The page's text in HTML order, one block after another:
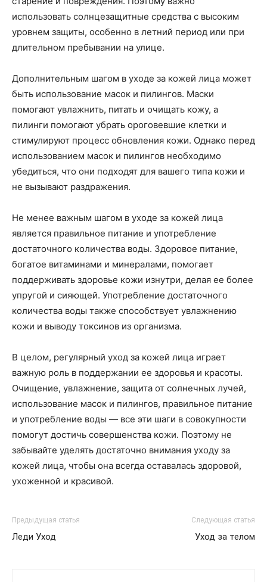
использовать солнцезащитные средства с высоким
уровнем защиты, особенно в летний период или при
длительном пребывании на улице.
Дополнительным шагом в уходе за кожей лица может
быть использование масок и пилингов. Маски
помогают увлажнить, питать и очищать кожу, а
пилинги помогают убрать ороговевшие клетки и
стимулируют процесс обновления кожи. Однако перед
использованием масок и пилингов необходимо
убедиться, что они подходят для вашего типа кожи и
не вызывают раздражения.
Не менее важным шагом в уходе за кожей лица
является правильное питание и употребление
достаточного количества воды. Здоровое питание,
богатое витаминами и минералами, помогает
поддерживать здоровье кожи изнутри, делая ее более
упругой и сияющей. Употребление достаточного
количества воды также способствует увлажнению
кожи и выводу токсинов из организма.
В целом, регулярный уход за кожей лица играет
важную роль в поддержании ее здоровья и красоты.
Очищение, увлажнение, защита от солнечных лучей,
использование масок и пилингов, правильное питание
и употребление воды — все эти шаги в совокупности
помогут достичь совершенства кожи. Поэтому не
забывайте уделять достаточно внимания уходу за
кожей лица, чтобы она всегда оставалась здоровой,
ухоженной и красивой.
Предыдущая статья
Леди Уход
Следующая статья
Уход за телом